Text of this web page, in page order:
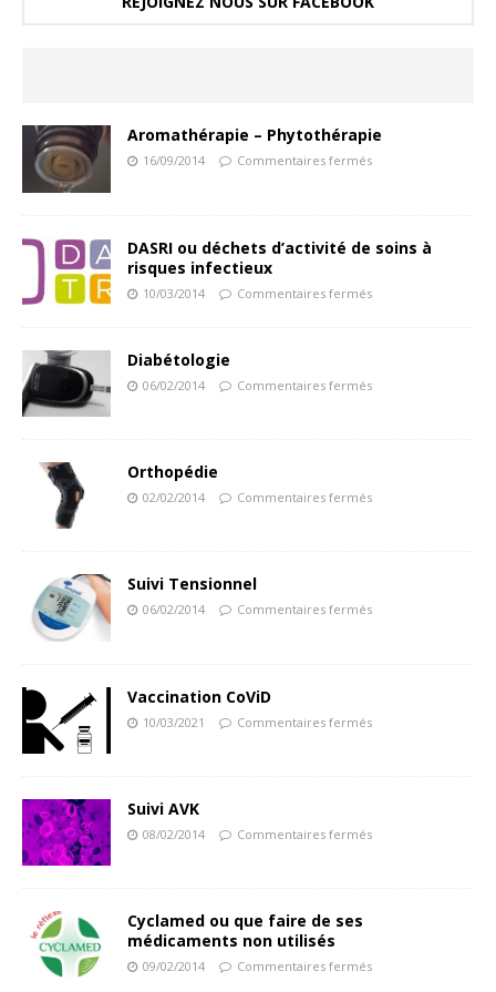
Aromathérapie – Phytothérapie
16/09/2014 Commentaires fermés
DASRI ou déchets d’activité de soins à
risques infectieux
10/03/2014 Commentaires fermés
Diabétologie
06/02/2014 Commentaires fermés
Orthopédie
02/02/2014 Commentaires fermés
Suivi Tensionnel
06/02/2014 Commentaires fermés
Vaccination CoViD
10/03/2021 Commentaires fermés
Suivi AVK
08/02/2014 Commentaires fermés
Cyclamed ou que faire de ses
médicaments non utilisés
09/02/2014 Commentaires fermés